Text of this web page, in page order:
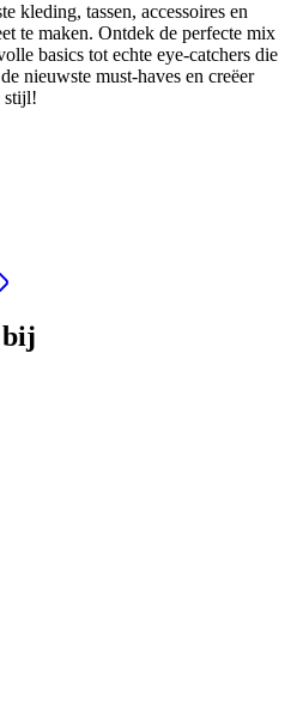
kleding, tassen, accessoires en
te maken. Ontdek de perfecte mix
basics tot echte eye-catchers die
nieuwste must-haves en creëer
stijl!
bij